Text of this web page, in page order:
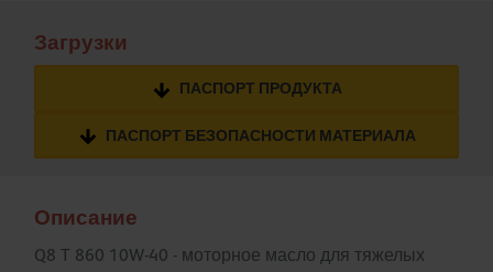
Загрузки
ПАСПОРТ ПРОДУКТА
ПАСПОРТ БЕЗОПАСНОСТИ МАТЕРИАЛА
Описание
Q8 T 860 10W-40 - моторное масло для тяжелых